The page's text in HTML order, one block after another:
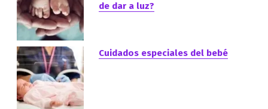
de dar a luz?
Cuidados especiales del bebé